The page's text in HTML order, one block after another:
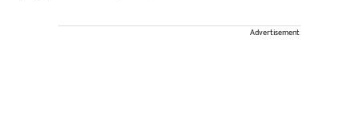
Advertisement